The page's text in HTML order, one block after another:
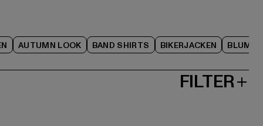
AUTUMN LOOK BAND SHIRTS BIKERJACKEN
FILTER